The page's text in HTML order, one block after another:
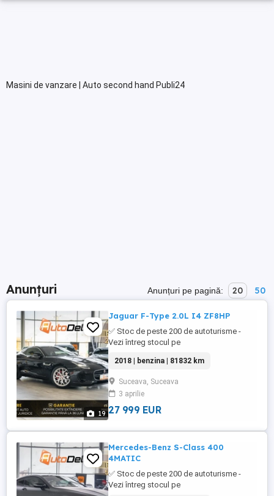
Masini de vanzare | Auto second hand Publi24
Anunțuri Anunțuri pe pagină: 20 50
19
Jaguar F-Type 2.0L I4 ZF8HP
✅ Stoc de peste 200 de autoturisme -
Vezi întreg stocul pe
Type /// * Culoare : Negru Metalizat * Km=
> 100% reali & verificabili * An fabricatie:
2018 * Data primei înmatriculări: aprilie
2018 * Putere motor: 300 CP * Combustibil:
Benzina * Cutie viteze ...
2018 | benzina | 81832 km
Suceava, Suceava
3 aprilie
27 999 EUR
Mercedes-Benz S-Class 400
4MATIC
✅ Stoc de peste 200 de autoturisme -
Vezi întreg stocul pe